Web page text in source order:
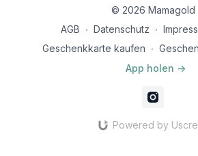
© 2026 Mamagold
AGB ∙ Datenschutz ∙
Geschenkkarte kaufen ∙
App holen ->
Powered by